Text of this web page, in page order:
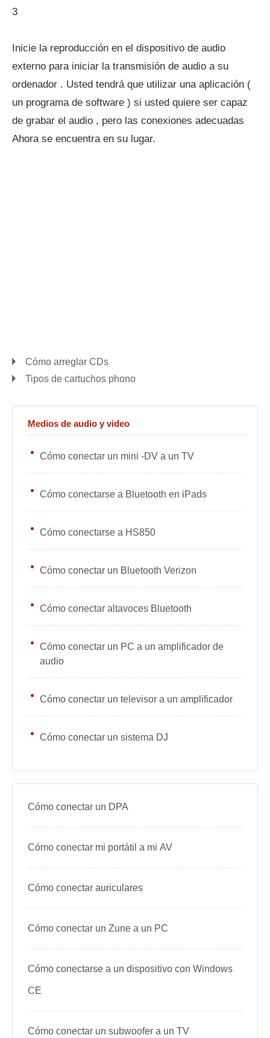
3
Inicie la reproducción en el dispositivo de audio
externo para iniciar la transmisión de audio a su
ordenador . Usted tendrá que utilizar una aplicación (
un programa de software ) si usted quiere ser capaz
de grabar el audio , pero las conexiones adecuadas
Ahora se encuentra en su lugar.
Cómo arreglar CDs
Tipos de cartuchos phono
Medios de audio y video
Cómo conectar un mini -DV a un TV
Cómo conectarse a Bluetooth en iPads
Cómo conectarse a HS850
Cómo conectar un Bluetooth Verizon
Cómo conectar altavoces Bluetooth
Cómo conectar un PC a un amplificador de
audio
Cómo conectar un televisor a un amplificador
Cómo conectar un sistema DJ
Cómo conectar un DPA
Cómo conectar mi portátil a mi AV
Cómo conectar auriculares
Cómo conectar un Zune a un PC
Cómo conectarse a un dispositivo con Windows
CE
Cómo conectar un subwoofer a un TV